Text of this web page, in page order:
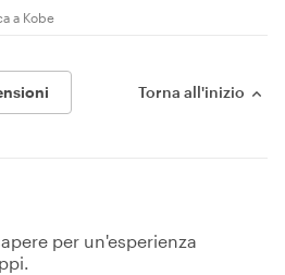
a Kobe
Torna all'inizio
per un'esperienza